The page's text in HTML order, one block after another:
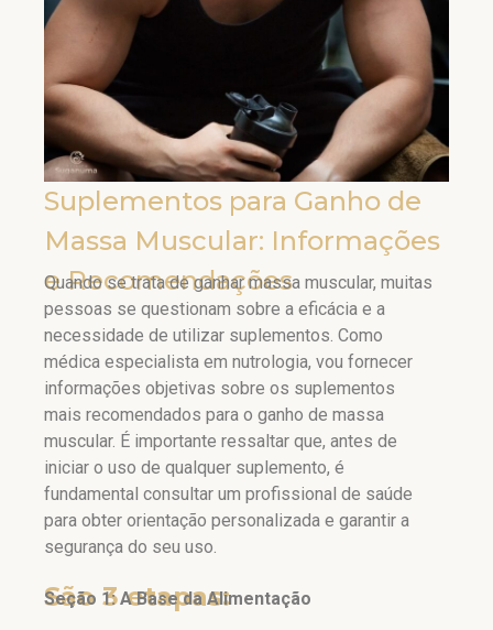
Suplementos para Ganho de
Massa Muscular: Informações
e Recomendações
Quando se trata de ganhar massa muscular, muitas
pessoas se questionam sobre a eficácia e a
necessidade de utilizar suplementos. Como
médica especialista em nutrologia, vou fornecer
informações objetivas sobre os suplementos
mais recomendados para o ganho de massa
muscular. É importante ressaltar que, antes de
iniciar o uso de qualquer suplemento, é
fundamental consultar um profissional de saúde
para obter orientação personalizada e garantir a
segurança do seu uso.
São 3 etapas:
Seção 1: A Base da Alimentação